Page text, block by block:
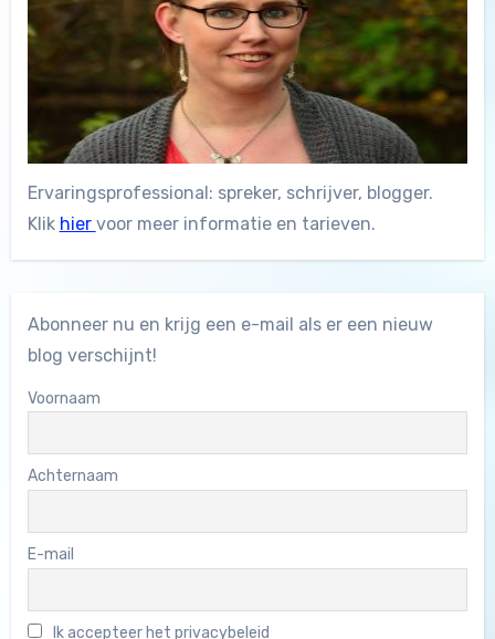
Ervaringsprofessional: spreker, schrijver, blogger.
Klik hier voor meer informatie en tarieven.
Abonneer nu en krijg een e-mail als er een nieuw
blog verschijnt!
Voornaam
Achternaam
E-mail
Ik accepteer het privacybeleid